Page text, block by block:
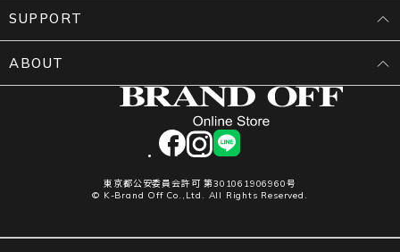
facebookinstagram
LINE
東京都公安委員会許可 第301061906960号
© K-Brand Off Co.,Ltd. All Rights Reserved.
SUPPORT
ABOUT